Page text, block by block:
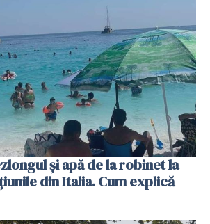
și apă de la robinet la
din Italia. Cum explică